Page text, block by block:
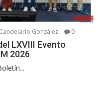
Candelario González 0
LXVIII Evento
2026